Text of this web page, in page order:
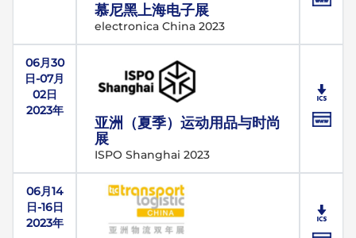
慕尼黑上海电子展
electronica China 2023
06月30
日-07月
02日
2023年
亚洲（夏季）运动用品与时尚
展
ISPO Shanghai 2023
06月14
日-16日
2023年